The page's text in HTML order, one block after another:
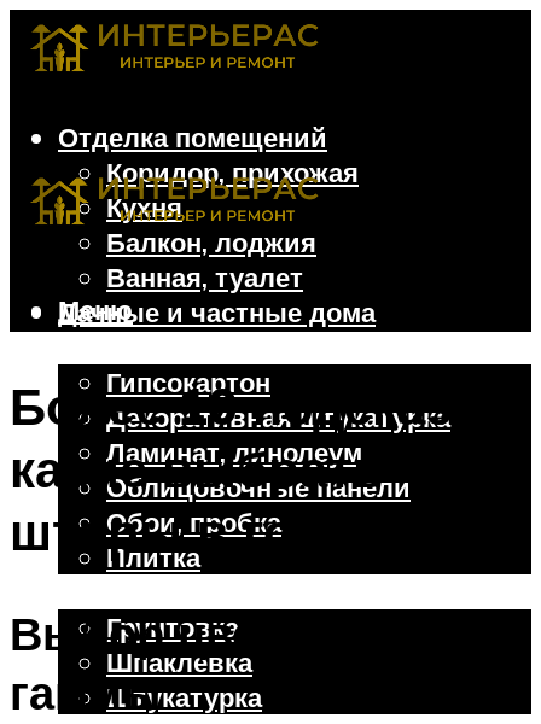
Отделка помещений
Коридор, прихожая
Кухня
Балкон, лоджия
Ванная, туалет
Дачные и частные дома
Гипсокартон
Декоративная штукатурка
Ламинат, линолеум
Облицовочные панели
Обои, пробка
Плитка
Грунтовка
Шпаклевка
Штукатурка
Меню
Более 10 подсказок:
какие выбрать
шторы в гостиную
Выбор цветовой
гаммы